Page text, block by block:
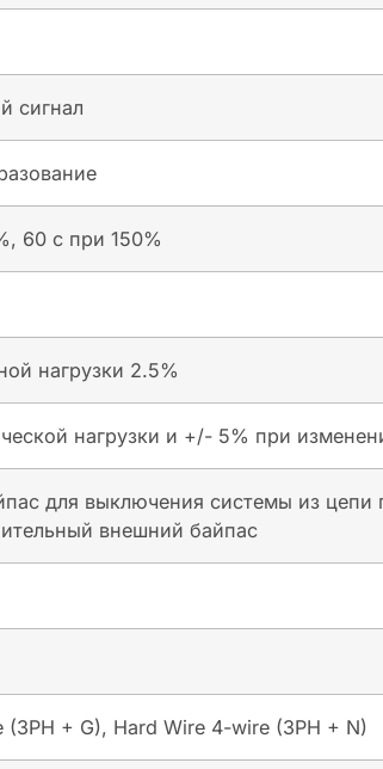
сигнал
60 с при 150%
нагрузки 2.5%
нагрузки и +/- 5% при
для выключения системы из
внешний байпас
(3PH + G), Hard Wire 4-wire (3PH + N)